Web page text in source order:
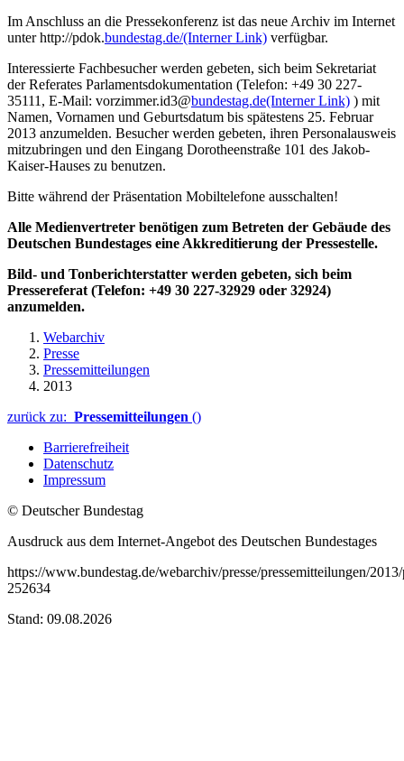
Im Anschluss an die Pressekonferenz ist das neue Archiv im Internet
unter http://pdok.bundestag.de/(Interner Link) verfügbar.
Interessierte Fachbesucher werden gebeten, sich beim Sekretariat
der Referates Parlamentsdokumentation (Telefon: +49 30 227-
35111, E-Mail: vorzimmer.id3@bundestag.de(Interner Link) ) mit
Namen, Vornamen und Geburtsdatum bis spätestens 25. Februar
2013 anzumelden. Besucher werden gebeten, ihren Personalausweis
mitzubringen und den Eingang Dorotheenstraße 101 des Jakob-
Kaiser-Hauses zu benutzen.
Bitte während der Präsentation Mobiltelefone ausschalten!
Alle Medienvertreter benötigen zum Betreten der Gebäude des
Deutschen Bundestages eine Akkreditierung der Pressestelle.
Bild- und Tonberichterstatter werden gebeten, sich beim
Pressereferat (Telefon: +49 30 227-32929 oder 32924)
anzumelden.
Webarchiv
Presse
Pressemitteilungen
2013
zurück zu: Pressemitteilungen ()
Barrierefreiheit
Datenschutz
Impressum
© Deutscher Bundestag
Ausdruck aus dem Internet-Angebot des Deutschen Bundestages
https://www.bundestag.de/webarchiv/presse/pressemitteilungen/
252634
Stand: 09.08.2026